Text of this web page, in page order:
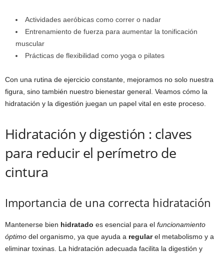
Actividades aeróbicas como correr o nadar
Entrenamiento de fuerza para aumentar la tonificación
muscular
Prácticas de flexibilidad como yoga o pilates
Con una rutina de ejercicio constante, mejoramos no solo nuestra
figura, sino también nuestro bienestar general. Veamos cómo la
hidratación y la digestión juegan un papel vital en este proceso.
Hidratación y digestión : claves
para reducir el perímetro de
cintura
Importancia de una correcta hidratación
Mantenerse bien hidratado es esencial para el funcionamiento
óptimo del organismo, ya que ayuda a regularel metabolismo y a
eliminar toxinas. La hidratación adecuada facilita la digestión y